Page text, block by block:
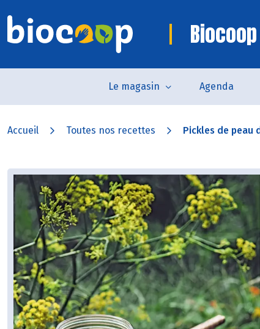
Le magasin Agenda
Accueil Toutes nos recettes Pickles de peau